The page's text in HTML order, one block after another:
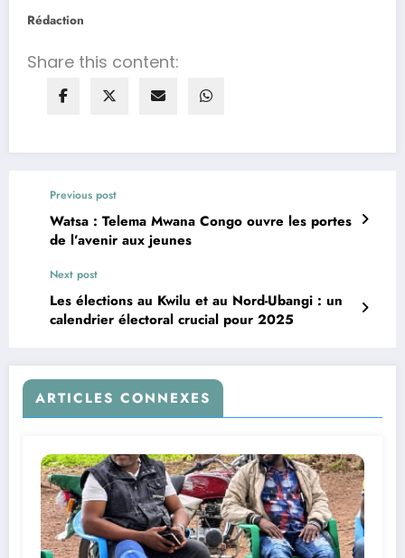
Rédaction
Share this content:
Previous post
Watsa : Telema Mwana Congo ouvre les portes
de l’avenir aux jeunes
Next post
Les élections au Kwilu et au Nord-Ubangi : un
calendrier électoral crucial pour 2025
ARTICLES CONNEXES